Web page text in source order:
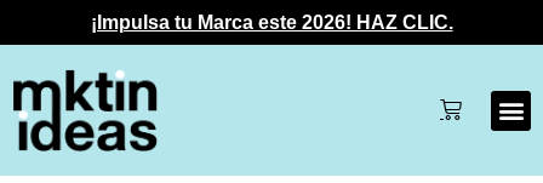
¡Impulsa tu Marca este 2026! HAZ CLIC.